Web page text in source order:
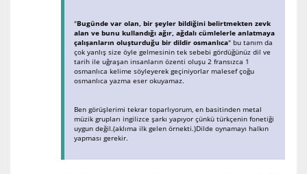
"Bugünde var olan, bir şeyler bildiğini belirtmekten zevk
alan ve bunu kullandığı ağır, ağdalı cümlelerle anlatmaya
çalışanların oluşturduğu bir dildir osmanlıca" bu tanım da
çok yanlış size öyle gelmesinin tek sebebi gördüğünüz dil ve
tarih ile uğraşan insanların özenti oluşu 2 fransızca 1
osmanlıca kelime söyleyerek geçiniyorlar malesef çoğu
osmanlıca yazma eser okuyamaz.
Ben görüşlerimi tekrar toparlıyorum, en basitinden metal
müzik grupları ingilizce şarkı yapıyor çünkü türkçenin fonetiği
uygun değil.(aklıma ilk gelen örnekti.)Dilde oynamayı halkın
yapması gerekir.